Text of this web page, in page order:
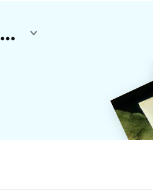
Template Aku Orang Tak Punya Gratis Dari CapCut